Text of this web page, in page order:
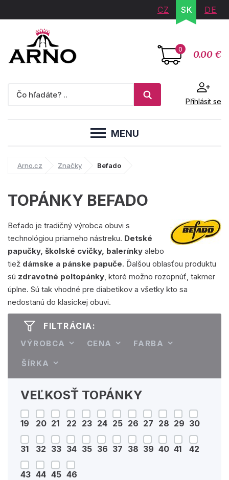
CZ SK DE
0 0.00 €
Přihlásit se
MENU
Arno.cz Značky Befado
TOPÁNKY BEFADO
Befado je tradičný výrobca obuvi s
technológiou priameho nástreku. Detské
papučky, školské cvičky, balerínky alebo
tiež dámske a pánske papuče. Ďalšou oblasťou produktu
sú zdravotné poltopánky, ktoré možno rozopnúť, takmer
úplne. Sú tak vhodné pre diabetikov a všetky kto sa
nedostanú do klasickej obuvi.
FILTRÁCIA:
VÝROBCA CENA FARBA
ŠÍRKA
VEĽKOSŤ TOPÁNKY
19 20 21 22 23 24 25 26 27 28 29 30
31 32 33 34 35 36 37 38 39 40 41 42
43 44 45 46